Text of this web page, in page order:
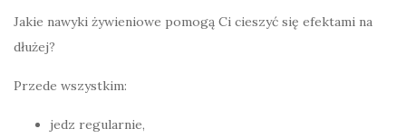
Jakie nawyki żywieniowe pomogą Ci cieszyć się efektami na
dłużej?
Przede wszystkim:
jedz regularnie,